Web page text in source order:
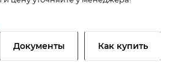
Документы Как купить